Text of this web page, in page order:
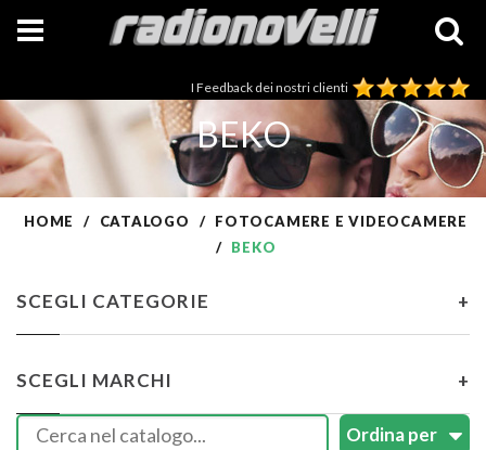
I Feedback dei nostri clienti
BEKO
HOME CATALOGO
FOTOCAMERE E VIDEOCAMERE
BEKO
SCEGLI CATEGORIE +
SCEGLI MARCHI +